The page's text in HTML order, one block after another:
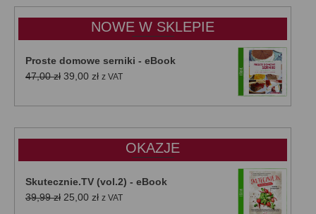
do
50,00 zł
NOWE W SKLEPIE
Proste domowe serniki - eBook
47,00zł Pierwotna
wynosiła:
39,00 złAktualna
wynosi:
z VAT
OKAZJE
Skutecznie.TV (vol.2) - eBook
39,99zł Pierwotna
25,00 złAktualna
z VAT